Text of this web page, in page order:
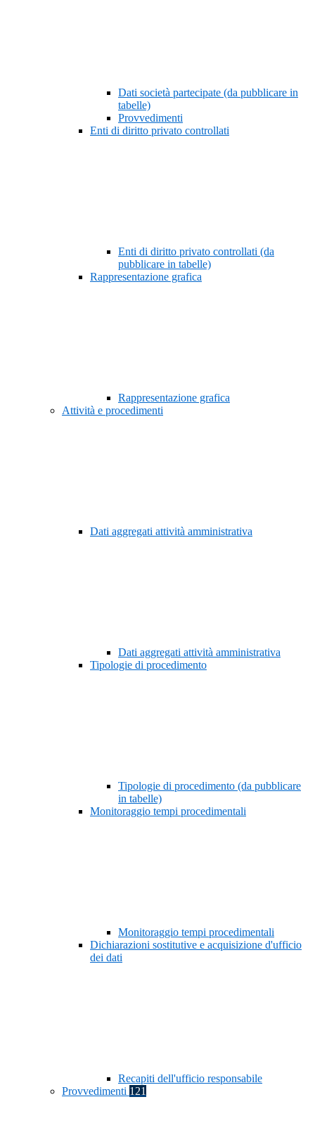
Dati società partecipate (da pubblicare in
tabelle)
Provvedimenti
Enti di diritto privato controllati
Enti di diritto privato controllati (da
pubblicare in tabelle)
Rappresentazione grafica
Rappresentazione grafica
Attività e procedimenti
Dati aggregati attività amministrativa
Dati aggregati attività amministrativa
Tipologie di procedimento
Tipologie di procedimento (da pubblicare
in tabelle)
Monitoraggio tempi procedimentali
Monitoraggio tempi procedimentali
Dichiarazioni sostitutive e acquisizione d'ufficio
dei dati
Recapiti dell'ufficio responsabile
Provvedimenti 121